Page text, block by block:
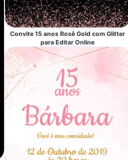
Convite 15 anos Rosê Gold com Glitter
para Editar Online